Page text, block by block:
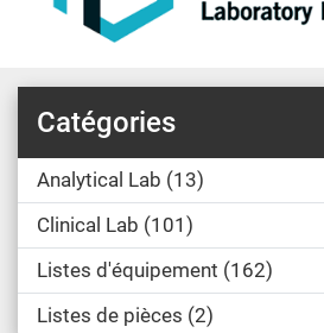
Catégories
Analytical Lab 13
Clinical Lab 101
Listes d'équipement 162
Listes de pièces 2